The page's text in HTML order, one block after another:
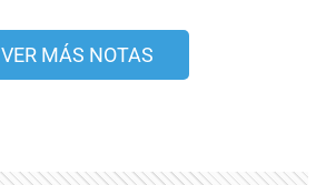
VER MÁS NOTAS